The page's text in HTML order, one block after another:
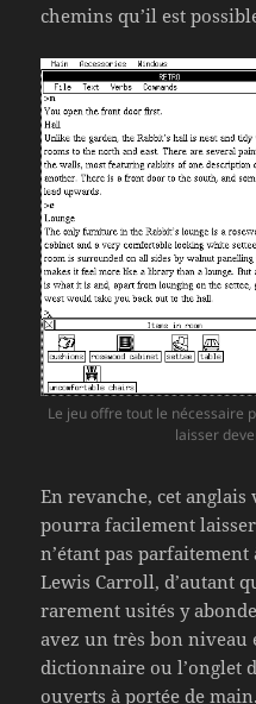
chemins qu’il est
Le jeu offre tout le nécessaire
laisser
En revanche, cet
pourra facilement
n’étant pas parfaitement
Lewis Carroll, d’autant
rarement usités y
avez un très bon niveau
dictionnaire ou l’onglet
ouverts à portée de